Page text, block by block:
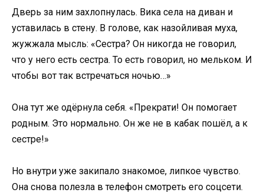
Дверь за ним захлопнулась. Вика села на диван и
уставилась в стену. В голове, как назойливая муха,
жужжала мысль: «Сестра? Он никогда не говорил,
что у него есть сестра. То есть говорил, но мельком. И
чтобы вот так встречаться ночью…»
Она тут же одёрнула себя. «Прекрати! Он помогает
родным. Это нормально. Он же не в кабак пошёл, а к
сестре!»
Но внутри уже закипало знакомое, липкое чувство.
Она снова полезла в телефон смотреть его соцсети.